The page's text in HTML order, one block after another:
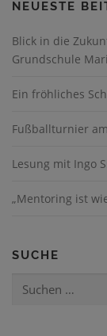
NEUESTE
Blick in die
Grundschule
Ein fröhliches
Fußballturnier
Lesung mit Ingo
„Mentoring ist
SUCHE
Suchen